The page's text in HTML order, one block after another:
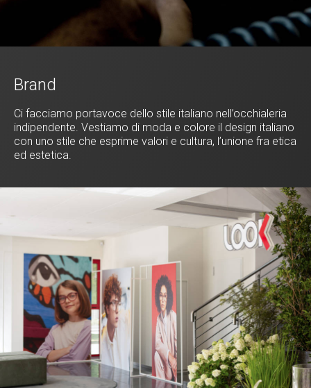
Brand
Ci facciamo portavoce dello stile italiano nell’occhialeria
indipendente. Vestiamo di moda e colore il design italiano
con uno stile che esprime valori e cultura, l’unione fra etica
ed estetica.